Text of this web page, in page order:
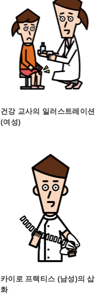
건강 교사의 일러스트레이션
(여성)
카이로 프랙티스 (남성)의 삽
화